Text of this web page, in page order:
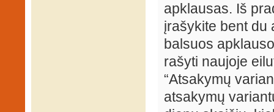
apklausas. Iš
įrašykite bent du
balsuos
rašyti naujoje
“Atsakymų
atsakymų